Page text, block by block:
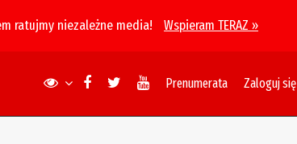
ratujmy niezależne media! Wspieram TERAZ »
Prenumerata Zaloguj się